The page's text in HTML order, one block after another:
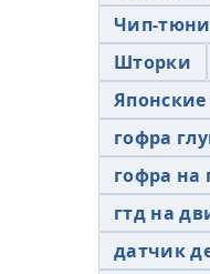
Чип-
Шторки
гофра
гофра на
гтд на
датчик